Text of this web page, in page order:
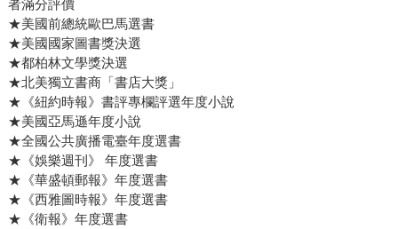
者滿分評價
★美國前總統歐巴馬選書
★美國國家圖書獎決選
★都柏林文學獎決選
★北美獨立書商「書店大獎」
★《紐約時報》書評專欄評選年度小說
★美國亞馬遜年度小說
★全國公共廣播電臺年度選書
★《娛樂週刊》 年度選書
★《華盛頓郵報》年度選書
★《西雅圖時報》年度選書
★《衛報》年度選書